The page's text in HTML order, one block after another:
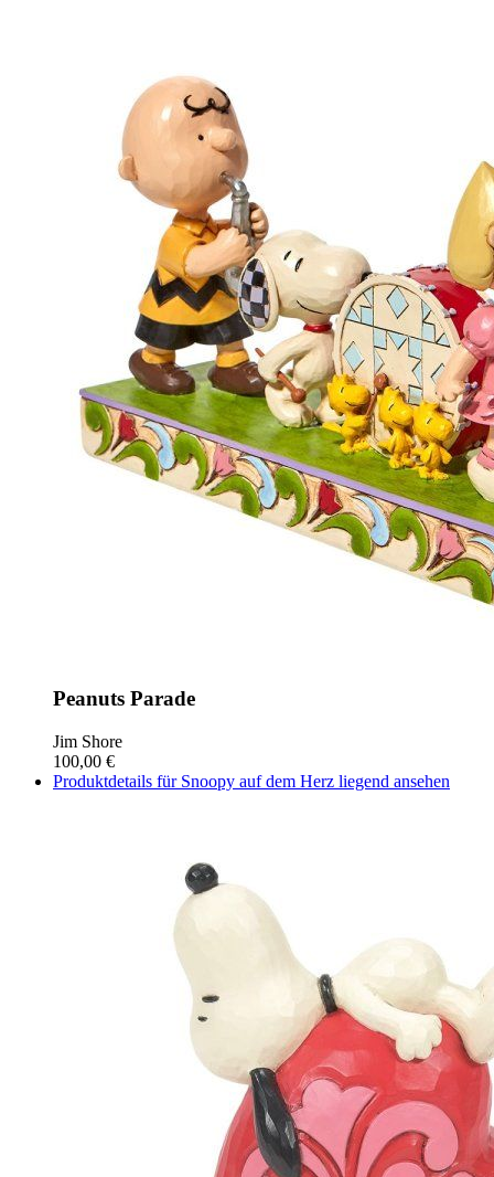
Peanuts Parade
Jim Shore
100,00 €
Produktdetails für Snoopy auf dem Herz liegend ansehen